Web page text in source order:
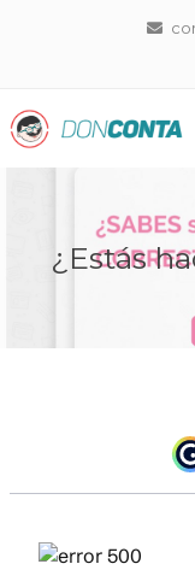
¿Estás